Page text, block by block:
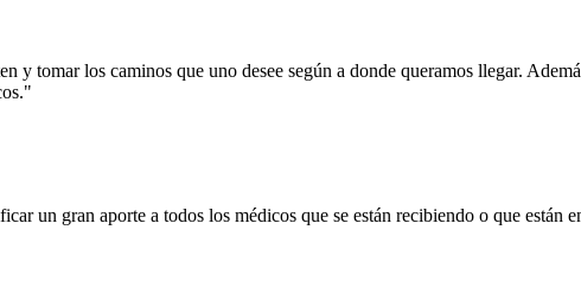
tomar los caminos que uno desee según a donde queramos llegar.
un gran aporte a todos los médicos que se están recibiendo o que están